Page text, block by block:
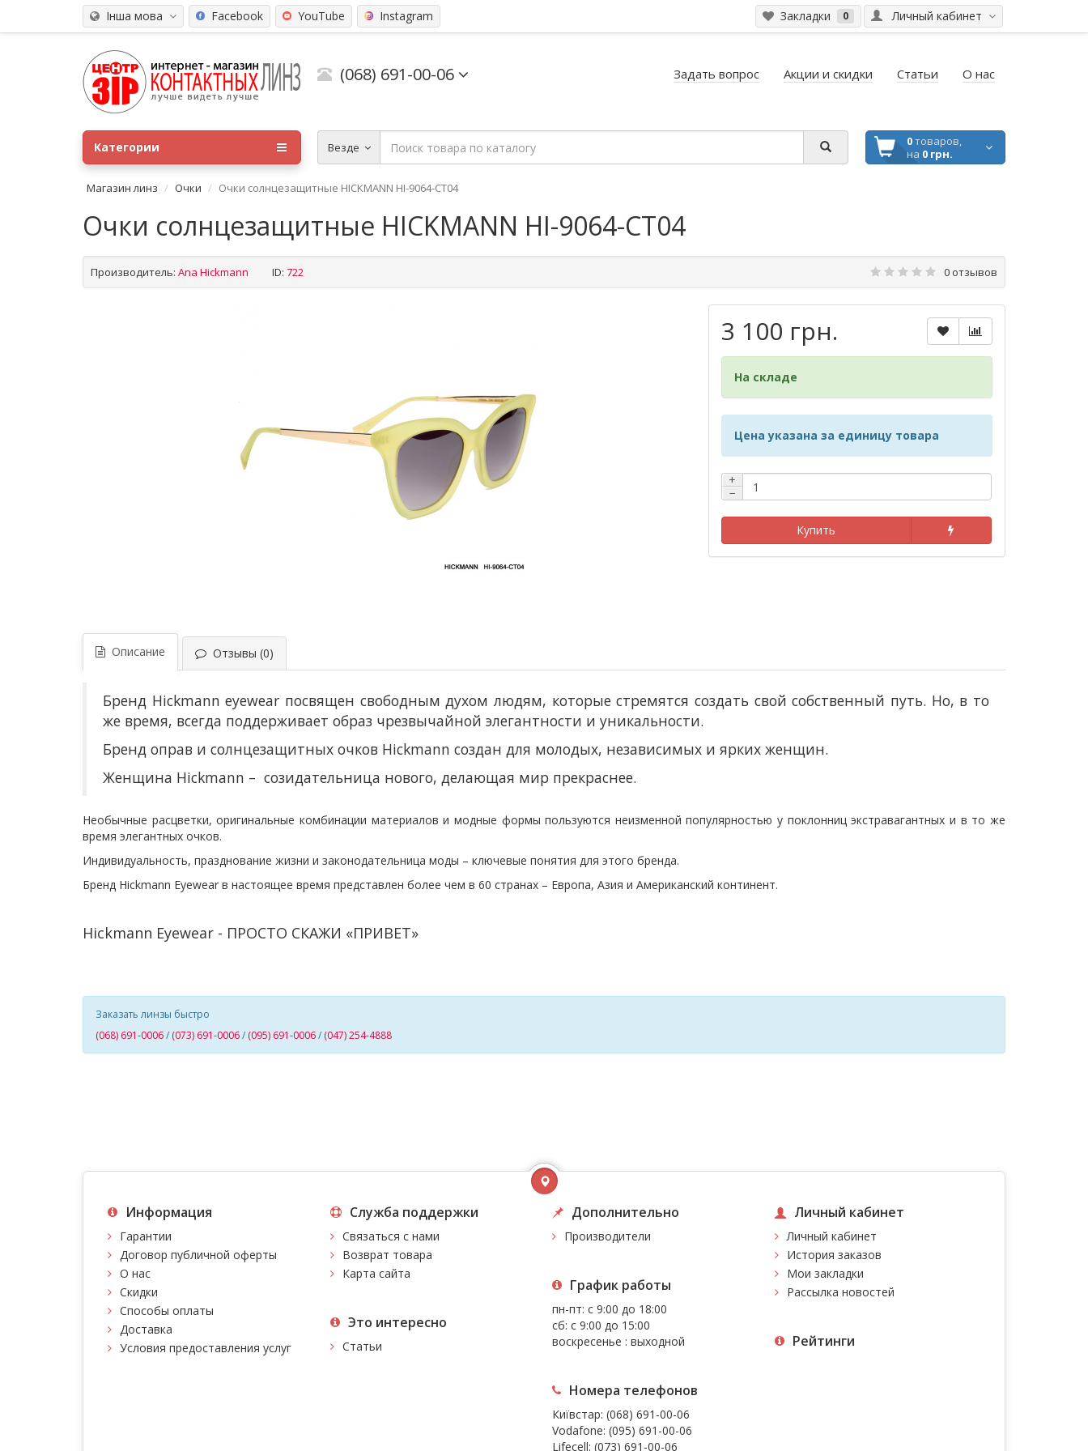
Інша мова Личный кабинет
Закладки 0
Facebook YouTube Instagram
(068) 691-00-06 Задать вопрос Акции и скидки Статьи О нас
Везде 0товаров,
на 0 грн.
Категории
Магазин линз Очки Очки солнцезащитные HICKMANN HI-9064-CT04
Очки солнцезащитные HICKMANN HI-9064-CT04
Производитель: Ana Hickmann ID: 722 0 отзывов
3 100 грн.
На складе
Цена указана за единицу товара
+
−
Купить
Описание Отзывы (0)
Бренд Hickmann eyewear посвящен свободным духом людям, которые стремятся создать свой собственный путь. Но, в то
же время, всегда поддерживает образ чрезвычайной элегантности и уникальности.
Бренд оправ и солнцезащитных очков Hickmann создан для молодых, независимых и ярких женщин.
Женщина Hickmann – созидательница нового, делающая мир прекраснее.
Необычные расцветки, оригинальные комбинации материалов и модные формы пользуются неизменной популярностью у поклонниц экстравагантных и в то же
время элегантных очков.
Индивидуальность, празднование жизни и законодательница моды – ключевые понятия для этого бренда.
Бренд Hickmann Eyewear в настоящее время представлен более чем в 60 странах – Европа, Азия и Американский континент.
Hickmann Eyewear - ПРОСТО СКАЖИ «ПРИВЕТ»
Заказать линзы быстро
(068) 691-0006/ (073) 691-0006/ (095) 691-0006/ (047) 254-4888
Информация
Гарантии
Договор публичной оферты
О нас
Скидки
Способы оплаты
Доставка
Условия предоставления услуг
Служба поддержки
Связаться с нами
Возврат товара
Карта сайта
Это интересно
Статьи
Дополнительно
Производители
График работы
пн-пт: с 9:00 до 18:00
сб: с 9:00 до 15:00
воскресенье : выходной
Номера телефонов
Київстар: (068) 691-00-06
Vodafone: (095) 691-00-06
Lifecell: (073) 691-00-06
Личный кабинет
Личный кабинет
История заказов
Мои закладки
Рассылка новостей
Рейтинги